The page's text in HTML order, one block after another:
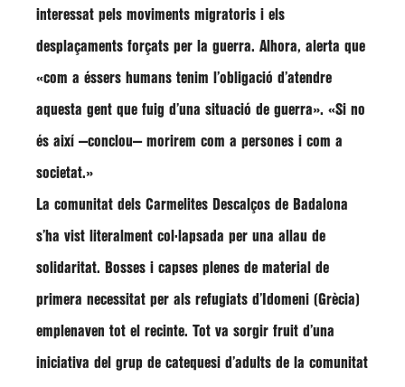
interessat pels moviments migratoris i els
desplaçaments forçats per la guerra. Alhora, alerta que
«com a éssers humans tenim l’obligació d’atendre
aquesta gent que fuig d’una situació de guerra». «Si no
és així —conclou— morirem com a persones i com a
societat.»
La comunitat dels Carmelites Descalços de Badalona
s’ha vist literalment col·lapsada per una allau de
solidaritat. Bosses i capses plenes de material de
primera necessitat per als refugiats d’Idomeni (Grècia)
emplenaven tot el recinte. Tot va sorgir fruit d’una
iniciativa del grup de catequesi d’adults de la comunitat